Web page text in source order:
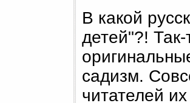
моё
ведической
собой злую,
В какой
детей"?!
садизм.
читателей